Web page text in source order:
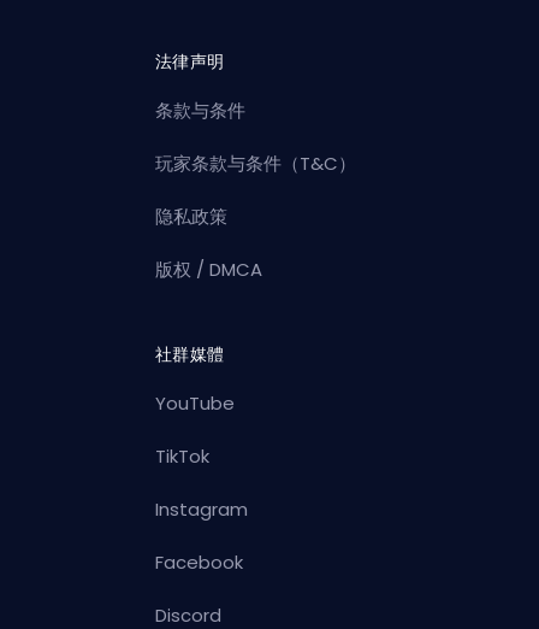
法律声明
条款与条件
玩家条款与条件（T&C）
隐私政策
版权 / DMCA
社群媒體
YouTube
TikTok
Instagram
Facebook
Discord